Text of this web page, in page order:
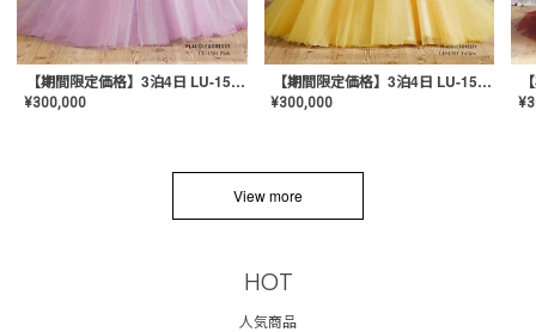
【期間限定価格】3泊4日 LU-1501(Pink)
¥300,000
【期間限定価格】3泊4日 LU-1501(Yellow)
¥300,000 ¥
View more
HOT
人気商品